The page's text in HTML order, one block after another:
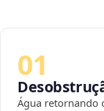
01
Água retornando